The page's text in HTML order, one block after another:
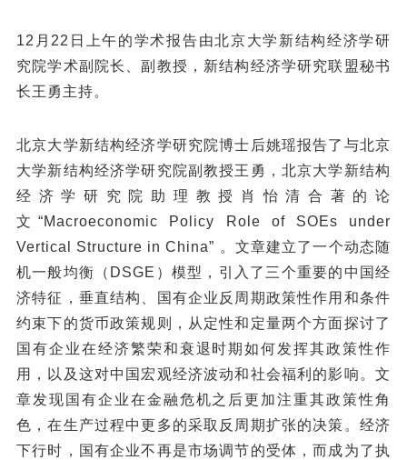
12月22日上午的学术报告由北京大学新结构经济学研
究院学术副院长、副教授，新结构经济学研究联盟秘书
长王勇主持。
北京大学新结构经济学研究院博士后姚瑶报告了与北京
大学新结构经济学研究院副教授王勇，北京大学新结构
经济学研究院助理教授肖怡清合著的论
文“Macroeconomic Policy Role of SOEs under
Vertical Structure in China” 。文章建立了一个动态随
机一般均衡（DSGE）模型，引入了三个重要的中国经
济特征，垂直结构、国有企业反周期政策性作用和条件
约束下的货币政策规则，从定性和定量两个方面探讨了
国有企业在经济繁荣和衰退时期如何发挥其政策性作
用，以及这对中国宏观经济波动和社会福利的影响。文
章发现国有企业在金融危机之后更加注重其政策性角
色，在生产过程中更多的采取反周期扩张的决策。经济
下行时，国有企业不再是市场调节的受体，而成为了执